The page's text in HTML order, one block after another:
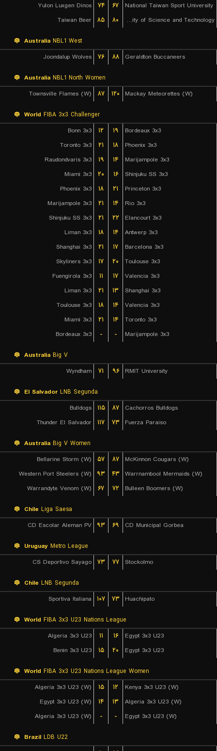
Yulon Luxgen Dinos
۷۴ ۶۷
National Taiwan Sport University
Taiwan Beer
۸۵ ۸۰ Chien Hsin University of Science and Technology
Australia NBL1 West
Joondalup Wolves
۷۶ ۸۸ Geraldton Buccaneers
Australia NBL1 North Women
Townsville Flames (W)
۸۷ ۱۲۰ Mackay Meteorettes (W)
World FIBA 3x3 Challenger
Bonn 3x3
۱۲ ۱۹
Bordeaux 3x3
Toronto 3x3
۲۱ ۱۸
Phoenix 3x3
Raudondvaris 3x3
۱۹ ۱۴
Marijampole 3x3
Miami 3x3
۲۰ ۱۶
Shinjuku SS 3x3
Phoenix 3x3
۱۸ ۲۱
Princeton 3x3
Marijampole 3x3
۲۱ ۱۴
Rio 3x3
Shinjuku SS 3x3
۲۱ ۲۲
Elancourt 3x3
Liman 3x3
۱۸ ۱۴
Antwerp 3x3
Shanghai 3x3
۲۱ ۱۷
Barcelona 3x3
Skyliners 3x3
۱۷ ۲۰
Toulouse 3x3
Fuengirola 3x3
۱۱ ۱۷
Valencia 3x3
Liman 3x3
۲۱ ۱۳
Shanghai 3x3
Toulouse 3x3
۱۸ ۱۴
Valencia 3x3
Miami 3x3
۲۱ ۱۴
Toronto 3x3
Bordeaux 3x3
- - Marijampole 3x3
Australia Big V
Wyndham
۷۱ ۹۶ RMIT University
El Salvador LNB Segunda
Bulldogs
۱۱۵ ۸۷
Cachorros Bulldogs
Thunder El Salvador
۱۱۷ ۷۳ Fuerza Paraiso
Australia Big V Women
Bellarine Storm (W)
۵۷ ۸۷
McKinnon Cougars (W)
Western Port Steelers (W)
۹۳ ۴۳
Warrnambool Mermaids (W)
Warrandyte Venom (W)
۶۷ ۷۲ Bulleen Boomers (W)
Chile Liga Saesa
CD Escolar Aleman PV
۹۳ ۶۹ CD Municipal Gorbea
Uruguay Metro League
CS Deportivo Sayago
۷۳ ۷۷ Stockolmo
Chile LNB Segunda
Sportiva Italiana
۱۰۷ ۷۳ Huachipato
World FIBA 3x3 U23 Nations League
Algeria 3x3 U23
۱۱ ۱۶
Egypt 3x3 U23
Benin 3x3 U23
۱۵ ۲۰ Egypt 3x3 U23
World FIBA 3x3 U23 Nations League Women
Algeria 3x3 U23 (W)
۱۵ ۱۲
Kenya 3x3 U23 (W)
Egypt 3x3 U23 (W)
۱۴ ۱۳
Algeria 3x3 U23 (W)
Algeria 3x3 U23 (W)
- - Egypt 3x3 U23 (W)
Brazil LDB U22